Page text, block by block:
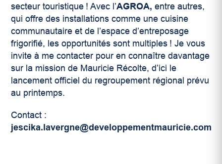
secteur touristique ! Avec l’AGROA, entre autres,
qui offre des installations comme une cuisine
communautaire et de l’espace d’entreposage
frigorifié, les opportunités sont multiples ! Je vous
invite à me contacter pour en connaître davantage
sur la mission de Mauricie Récolte, d’ici le
lancement officiel du regroupement régional prévu
au printemps.
Contact :
jescika.lavergne@developpementmauricie.com